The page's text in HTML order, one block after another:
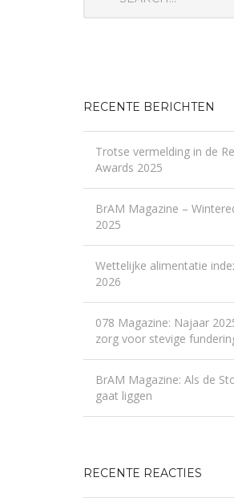
RECENTE BERICHTEN
Trotse vermelding in de
Awards 2025
BrAM Magazine –
2025
Wettelijke alimentatie
2026
078 Magazine: Najaar
zorg voor stevige
BrAM Magazine: Als de
gaat liggen
RECENTE REACTIES